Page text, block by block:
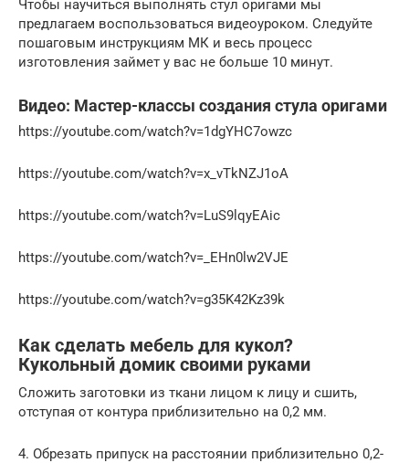
Чтобы научиться выполнять стул оригами мы
предлагаем воспользоваться видеоуроком. Следуйте
пошаговым инструкциям МК и весь процесс
изготовления займет у вас не больше 10 минут.
Видео: Мастер-классы создания стула оригами
https://youtube.com/watch?v=1dgYHC7owzc
https://youtube.com/watch?v=x_vTkNZJ1oA
https://youtube.com/watch?v=LuS9lqyEAic
https://youtube.com/watch?v=_EHn0lw2VJE
https://youtube.com/watch?v=g35K42Kz39k
Как сделать мебель для кукол?
Кукольный домик своими руками
Сложить заготовки из ткани лицом к лицу и сшить,
отступая от контура приблизительно на 0,2 мм.
4. Обрезать припуск на расстоянии приблизительно 0,2-